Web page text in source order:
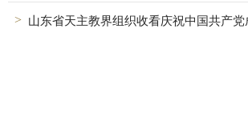
山东省天主教界组织收看庆祝中国共产党成立105周年大